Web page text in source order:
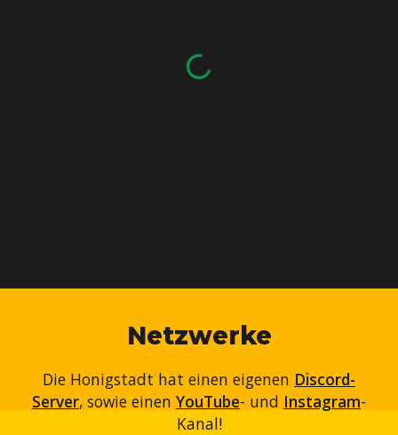
Netzwerke
Die Honigstadt hat einen eigenen Discord-
Server, sowie einen YouTube- und Instagram-
Kanal!